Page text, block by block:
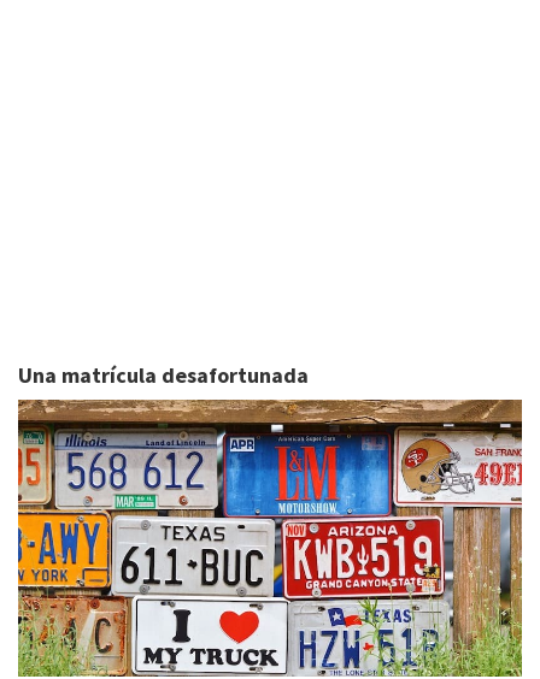
Una matrícula desafortunada